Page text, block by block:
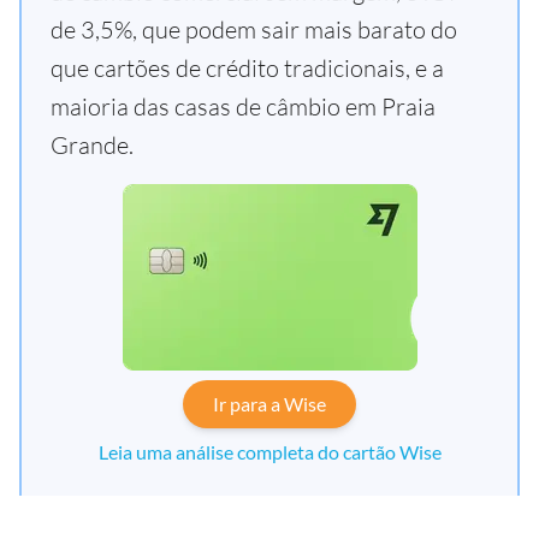
de 3,5%, que podem sair mais barato do
que cartões de crédito tradicionais, e a
maioria das casas de câmbio em Praia
Grande.
Ir para a Wise
Leia uma análise completa do cartão Wise